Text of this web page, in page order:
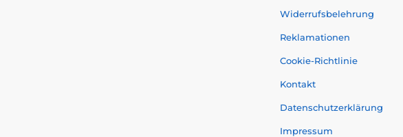
Widerrufsbelehrung
Reklamationen
Cookie-Richtlinie
Kontakt
Datenschutzerklärung
Impressum